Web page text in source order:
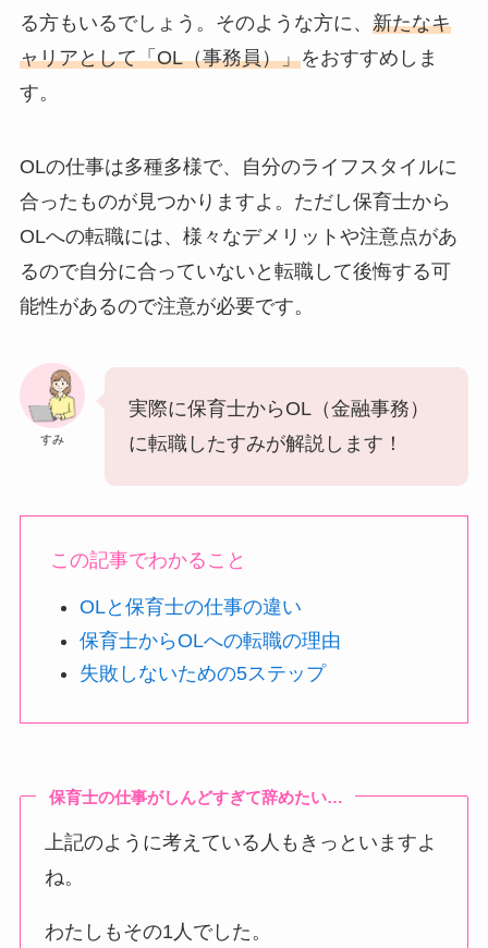
る方もいるでしょう。そのような方に、 新たなキ
ャリアとして「OL（事務員）」をおすすめしま
す。
OLの仕事は多種多様で、自分のライフスタイルに
合ったものが見つかりますよ。ただし保育士から
OLへの転職には、様々なデメリットや注意点があ
るので自分に合っていないと転職して後悔する可
能性があるので注意が必要です。
すみ
実際に保育士からOL（金融事務）
に転職したすみが解説します！
この記事でわかること
OLと保育士の仕事の違い
保育士からOLへの転職の理由
失敗しないための5ステップ
保育士の仕事がしんどすぎて辞めたい…
上記のように考えている人もきっといますよ
ね。
わたしもその1人でした。